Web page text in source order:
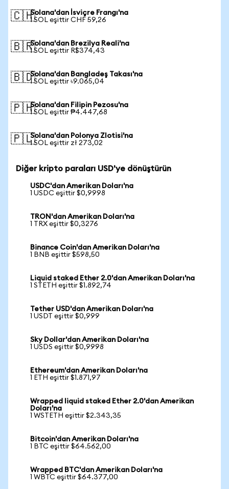
🇨🇭Solana'dan İsviçre Frangı'na
1 SOL eşittir CHF 59,26
🇧🇷Solana'dan Brezilya Reali'na
1 SOL eşittir R$374,43
🇧🇩Solana'dan Bangladeş Takası'na
1 SOL eşittir ৳9.065,04
🇵🇭Solana'dan Filipin Pezosu'na
1 SOL eşittir ₱4.447,68
🇵🇱Solana'dan Polonya Zlotisi'na
1 SOL eşittir zł 273,02
Diğer kripto paraları USD'ye dönüştürün
USDC'dan Amerikan Doları'na
1 USDC eşittir $0,9998
TRON'dan Amerikan Doları'na
1 TRX eşittir $0,3276
Binance Coin'dan Amerikan Doları'na
1 BNB eşittir $598,50
Liquid staked Ether 2.0'dan Amerikan Doları'na
1 STETH eşittir $1.892,74
Tether USD'dan Amerikan Doları'na
1 USDT eşittir $0,999
Sky Dollar'dan Amerikan Doları'na
1 USDS eşittir $0,9998
Ethereum'dan Amerikan Doları'na
1 ETH eşittir $1.871,97
Wrapped liquid staked Ether 2.0'dan Amerikan
Doları'na
1 WSTETH eşittir $2.343,35
Bitcoin'dan Amerikan Doları'na
1 BTC eşittir $64.562,00
Wrapped BTC'dan Amerikan Doları'na
1 WBTC eşittir $64.377,00